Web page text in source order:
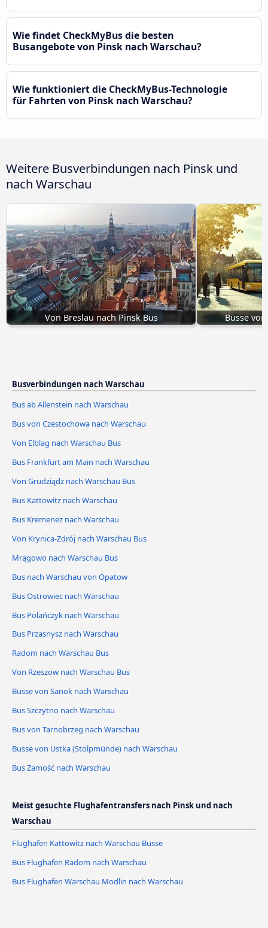
Wie findet CheckMyBus die besten
Busangebote von Pinsk nach Warschau?
Wie funktioniert die CheckMyBus-Technologie
für Fahrten von Pinsk nach Warschau?
Weitere Busverbindungen nach Pinsk und
nach Warschau
Von Breslau nach Pinsk Bus Busse
Busverbindungen nach Warschau
Bus ab Allenstein nach Warschau
Bus von Czestochowa nach Warschau
Von Elblag nach Warschau Bus
Bus Frankfurt am Main nach Warschau
Von Grudziądz nach Warschau Bus
Bus Kattowitz nach Warschau
Bus Kremenez nach Warschau
Von Krynica-Zdrój nach Warschau Bus
Mrągowo nach Warschau Bus
Bus nach Warschau von Opatow
Bus Ostrowiec nach Warschau
Bus Polańczyk nach Warschau
Bus Przasnysz nach Warschau
Radom nach Warschau Bus
Von Rzeszow nach Warschau Bus
Busse von Sanok nach Warschau
Bus Szczytno nach Warschau
Bus von Tarnobrzeg nach Warschau
Busse von Ustka (Stolpmünde) nach Warschau
Bus Zamość nach Warschau
Meist gesuchte Flughafentransfers nach Pinsk und nach
Warschau
Flughafen Kattowitz nach Warschau Busse
Bus Flughafen Radom nach Warschau
Bus Flughafen Warschau Modlin nach Warschau